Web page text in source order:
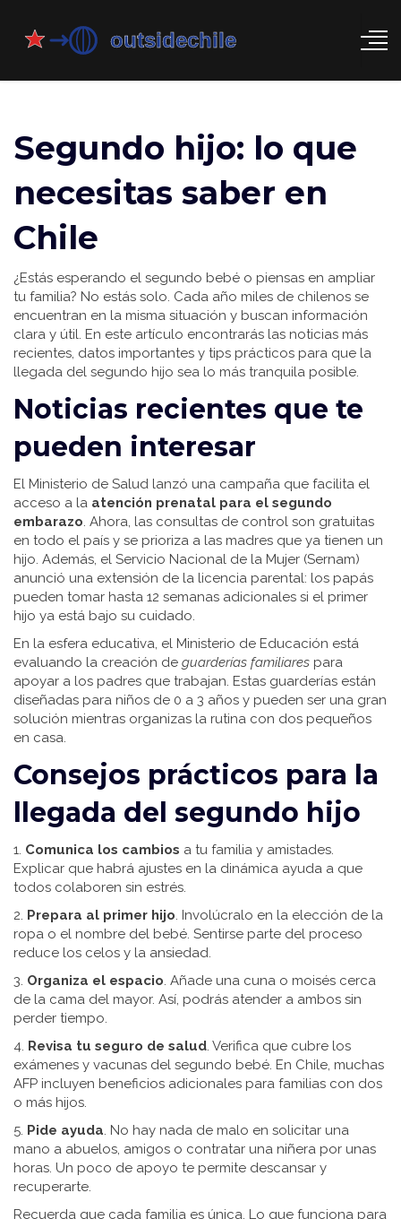
Segundo hijo: lo que
necesitas saber en
Chile
¿Estás esperando el segundo bebé o piensas en ampliar
tu familia? No estás solo. Cada año miles de chilenos se
encuentran en la misma situación y buscan información
clara y útil. En este artículo encontrarás las noticias más
recientes, datos importantes y tips prácticos para que la
llegada del segundo hijo sea lo más tranquila posible.
Noticias recientes que te
pueden interesar
El Ministerio de Salud lanzó una campaña que facilita el
acceso a la atención prenatal para el segundo
embarazo. Ahora, las consultas de control son gratuitas
en todo el país y se prioriza a las madres que ya tienen un
hijo. Además, el Servicio Nacional de la Mujer (Sernam)
anunció una extensión de la licencia parental: los papás
pueden tomar hasta 12 semanas adicionales si el primer
hijo ya está bajo su cuidado.
En la esfera educativa, el Ministerio de Educación está
evaluando la creación de guarderías familiares para
apoyar a los padres que trabajan. Estas guarderías están
diseñadas para niños de 0 a 3 años y pueden ser una gran
solución mientras organizas la rutina con dos pequeños
en casa.
Consejos prácticos para la
llegada del segundo hijo
1. Comunica los cambios a tu familia y amistades.
Explicar que habrá ajustes en la dinámica ayuda a que
todos colaboren sin estrés.
2. Prepara al primer hijo. Involúcralo en la elección de la
ropa o el nombre del bebé. Sentirse parte del proceso
reduce los celos y la ansiedad.
3. Organiza el espacio. Añade una cuna o moisés cerca
de la cama del mayor. Así, podrás atender a ambos sin
perder tiempo.
4. Revisa tu seguro de salud. Verifica que cubre los
exámenes y vacunas del segundo bebé. En Chile, muchas
AFP incluyen beneficios adicionales para familias con dos
o más hijos.
5. Pide ayuda. No hay nada de malo en solicitar una
mano a abuelos, amigos o contratar una niñera por unas
horas. Un poco de apoyo te permite descansar y
recuperarte.
Recuerda que cada familia es única. Lo que funciona para